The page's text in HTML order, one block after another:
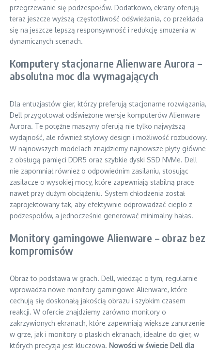
przegrzewanie się podzespołów. Dodatkowo, ekrany oferują
teraz jeszcze wyższą częstotliwość odświeżania, co przekłada
się na jeszcze lepszą responsywność i redukcję smużenia w
dynamicznych scenach.
Komputery stacjonarne Alienware Aurora –
absolutna moc dla wymagających
Dla entuzjastów gier, którzy preferują stacjonarne rozwiązania,
Dell przygotował odświeżone wersje komputerów Alienware
Aurora. Te potężne maszyny oferują nie tylko najwyższą
wydajność, ale również stylowy design i możliwość rozbudowy.
W najnowszych modelach znajdziemy najnowsze płyty główne
z obsługą pamięci DDR5 oraz szybkie dyski SSD NVMe. Dell
nie zapomniał również o odpowiednim zasilaniu, stosując
zasilacze o wysokiej mocy, które zapewniają stabilną pracę
nawet przy dużym obciążeniu. System chłodzenia został
zaprojektowany tak, aby efektywnie odprowadzać ciepło z
podzespołów, a jednocześnie generować minimalny hałas.
Monitory gamingowe Alienware – obraz bez
kompromisów
Obraz to podstawa w grach. Dell, wiedząc o tym, regularnie
wprowadza nowe monitory gamingowe Alienware, które
cechują się doskonałą jakością obrazu i szybkim czasem
reakcji. W ofercie znajdziemy zarówno monitory o
zakrzywionych ekranach, które zapewniają większe zanurzenie
w grze, jak i monitory o płaskich ekranach, idealne do gier, w
których precyzja jest kluczowa. Nowości w świecie Dell dla